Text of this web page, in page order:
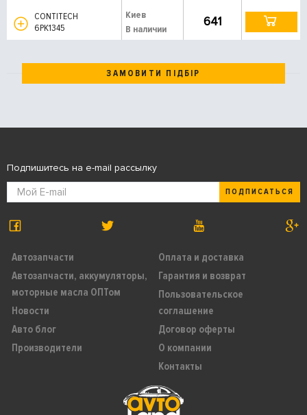
CONTITECH
6PK1345
Киев
В наличии
641
ЗАМОВИТИ ПІДБІР
Автозапчасти
Автозапчасти, аккумуляторы,
моторные масла ОПТом
Новости
Авто блог
Производители
Оплата и доставка
Гарантия и возврат
Пользовательское
соглашение
Договор оферты
О компании
Контакты
Подпишитесь на e-mail рассылку
ПОДПИСАТЬСЯ